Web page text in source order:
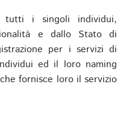
tutti i singoli individui,
e dallo Stato di
per i servizi di
ed il loro naming
fornisce loro il servizio